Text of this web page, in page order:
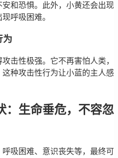
和恐惧。此外，小黄还会出现
呼吸困难。
为
击性极强。它不再害怕人类，
种攻击性行为让小蓝的主人感
：生命垂危，不容忽
吸困难、意识丧失等，最终可